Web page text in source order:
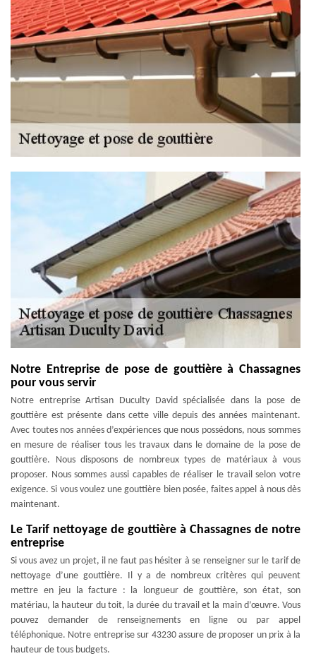
Notre Entreprise de pose de gouttière à Chassagnes
pour vous servir
Notre entreprise Artisan Duculty David spécialisée dans la pose de
gouttière est présente dans cette ville depuis des années maintenant.
Avec toutes nos années d’expériences que nous possédons, nous sommes
en mesure de réaliser tous les travaux dans le domaine de la pose de
gouttière. Nous disposons de nombreux types de matériaux à vous
proposer. Nous sommes aussi capables de réaliser le travail selon votre
exigence. Si vous voulez une gouttière bien posée, faites appel à nous dès
maintenant.
Le Tarif nettoyage de gouttière à Chassagnes de notre
entreprise
Si vous avez un projet, il ne faut pas hésiter à se renseigner sur le tarif de
nettoyage d’une gouttière. Il y a de nombreux critères qui peuvent
mettre en jeu la facture : la longueur de gouttière, son état, son
matériau, la hauteur du toit, la durée du travail et la main d’œuvre. Vous
pouvez demander de renseignements en ligne ou par appel
téléphonique. Notre entreprise sur 43230 assure de proposer un prix à la
hauteur de tous budgets.